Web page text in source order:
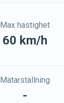
Max hastighet
60 km/h
Mätarställning
-